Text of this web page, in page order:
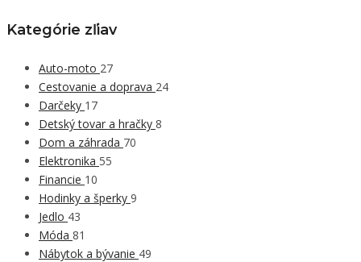
Kategórie zľiav
Auto-moto 27
Cestovanie a doprava 24
Darčeky 17
Detský tovar a hračky 8
Dom a záhrada 70
Elektronika 55
Financie 10
Hodinky a šperky 9
Jedlo 43
Móda 81
Nábytok a bývanie 49